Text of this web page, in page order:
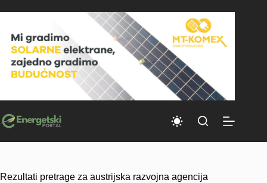
to
Rezultati pretrage za austrijska razvojna agencija